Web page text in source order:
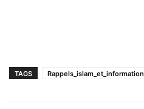
TAGS Rappels_islam_et_information